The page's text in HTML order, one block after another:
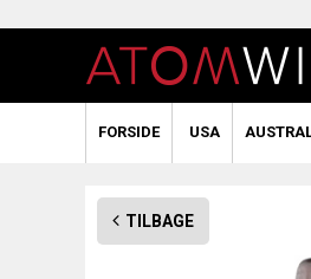
FORSIDE USA
TILBAGE